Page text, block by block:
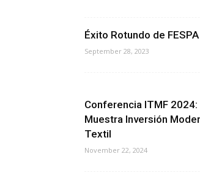
Éxito Rotundo de
September 28, 2023
Conferencia ITMF
Muestra Inversión
Textil
November 22, 2024